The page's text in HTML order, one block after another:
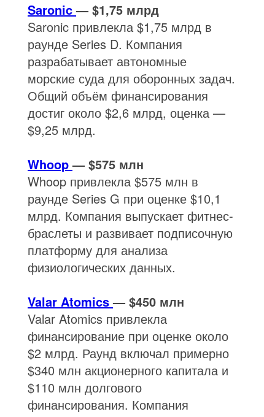
Saronic— $1,75 млрд
Saronic привлекла $1,75 млрд в
раунде Series D. Компания
разрабатывает автономные
морские суда для оборонных задач.
Общий объём финансирования
достиг около $2,6 млрд, оценка —
$9,25 млрд.
Whoop— $575 млн
Whoop привлекла $575 млн в
раунде Series G при оценке $10,1
млрд. Компания выпускает фитнес-
браслеты и развивает подписочную
платформу для анализа
физиологических данных.
Valar Atomics— $450 млн
Valar Atomics привлекла
финансирование при оценке около
$2 млрд. Раунд включал примерно
$340 млн акционерного капитала и
$110 млн долгового
финансирования. Компания